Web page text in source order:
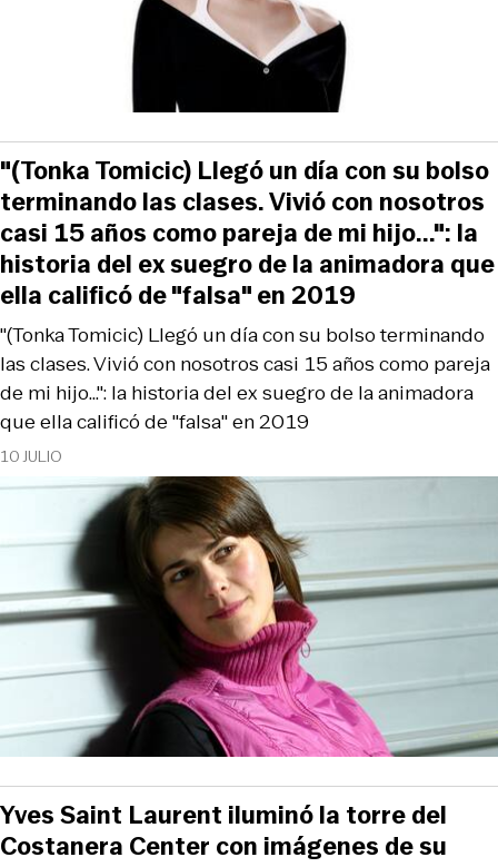
10 JULIO
"(Tonka Tomicic) Llegó un día con su bolso terminando
las clases. Vivió con nosotros casi 15 años como pareja
de mi hijo...": la historia del ex suegro de la animadora
que ella calificó de "falsa" en 2019
"(Tonka Tomicic) Llegó un día con su bolso
terminando las clases. Vivió con nosotros
casi 15 años como pareja de mi hijo...": la
historia del ex suegro de la animadora que
ella calificó de "falsa" en 2019
Yves Saint Laurent iluminó la torre del
Costanera Center con imágenes de su